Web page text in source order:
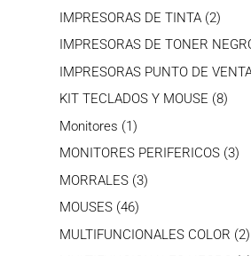
producto
IMPRESORAS DE TINTA 22
IMPRESORAS DE TONER
IMPRESORAS PUNTO DE
KIT TECLADOS Y MOUSE 88
Monitores 11
producto
MONITORES PERIFERICOS 33
MORRALES 33
MOUSES 4646
productos
MULTIFUNCIONALES COLOR 22